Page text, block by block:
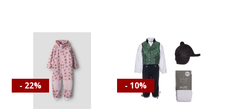
- 22% - 10%